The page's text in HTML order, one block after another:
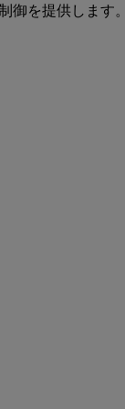
御を提供します。